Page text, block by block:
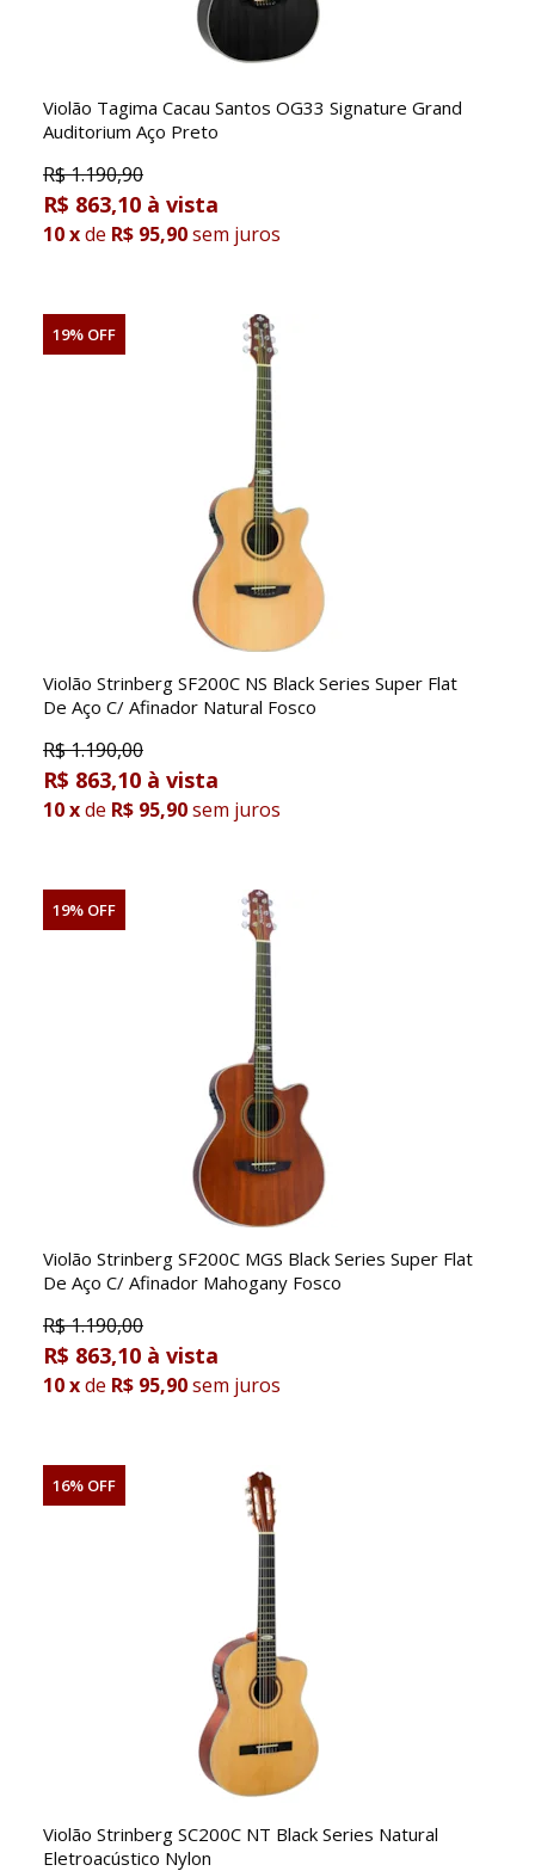
Violão Tagima Cacau Santos OG33 Signature Grand
Auditorium Aço Preto
R$1.190,90
R$ 863,10
10xde R$ 95,90sem juros
19% OFF
Violão Strinberg SF200C NS Black Series Super Flat
De Aço C/ Afinador Natural Fosco
R$1.190,00
R$ 863,10
10xde R$ 95,90sem juros
19% OFF
Violão Strinberg SF200C MGS Black Series Super Flat
De Aço C/ Afinador Mahogany Fosco
R$1.190,00
R$ 863,10
10xde R$ 95,90sem juros
16% OFF
Violão Strinberg SC200C NT Black Series Natural
Eletroacústico Nylon